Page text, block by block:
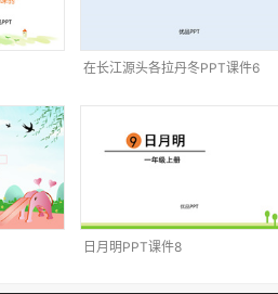
在长江源头各拉丹冬PPT课件6
日月明PPT课件8